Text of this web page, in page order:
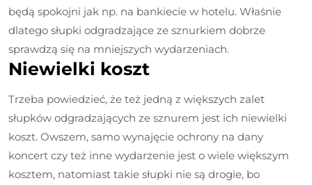
będą spokojni jak np. na bankiecie w hotelu. Właśnie
dlatego słupki odgradzające ze sznurkiem dobrze
sprawdzą się na mniejszych wydarzeniach.
Niewielki koszt
Trzeba powiedzieć, że też jedną z większych zalet
słupków odgradzających ze sznurem jest ich niewielki
koszt. Owszem, samo wynajęcie ochrony na dany
koncert czy też inne wydarzenie jest o wiele większym
kosztem, natomiast takie słupki nie są drogie, bo